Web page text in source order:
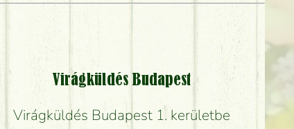
Virágküldés Budapest
Virágküldés Budapest 1. kerületbe